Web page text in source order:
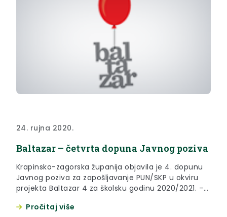
24. rujna 2020.
Baltazar – četvrta dopuna Javnog poziva
Krapinsko-zagorska županija objavila je 4. dopunu
Javnog poziva za zapošljavanje PUN/SKP u okviru
projekta Baltazar 4 za školsku godinu 2020/2021. –
Pročitaj više